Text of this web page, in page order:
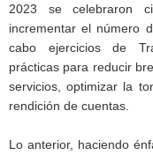
2023 se celebraron
incrementar el número
cabo ejercicios de
prácticas para reducir
servicios, optimizar la
rendición de cuentas.
Lo anterior, haciendo